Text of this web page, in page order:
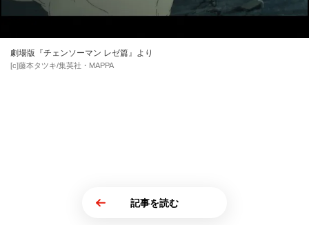
劇場版『チェンソーマン レゼ篇』より
[c]藤本タツキ/集英社・MAPPA
記事を読む